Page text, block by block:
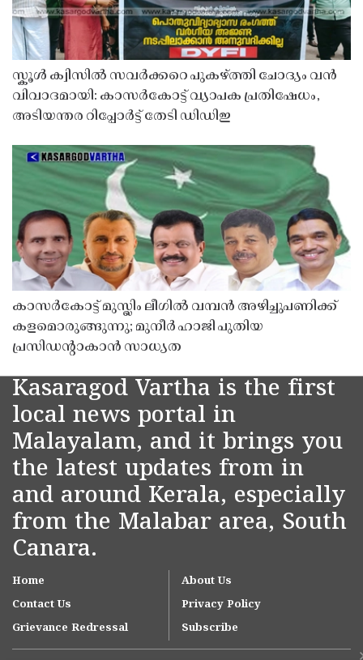
സ്കൂൾ ക്വിസിൽ സവർക്കറെ പുകഴ്ത്തി ചോദ്യം വൻ
വിവാദമായി: കാസർകോട്ട് വ്യാപക പ്രതിഷേധം,
അടിയന്തര റിപ്പോർട്ട് തേടി ഡിഡിഇ
കാസർകോട്ട് മുസ്ലിം ലീഗിൽ വമ്പൻ അഴിച്ചുപണിക്ക്
കളമൊരുങ്ങുന്നു; മുനീർ ഹാജി പുതിയ
പ്രസിഡൻ്റാകാൻ സാധ്യത
Kasaragod Vartha is the first
local news portal in
Malayalam, and it brings you
the latest updates from in
and around Kerala, especially
from the Malabar area, South
Canara.
Home
About Us
Contact Us
Privacy Policy
Grievance Redressal
Subscribe